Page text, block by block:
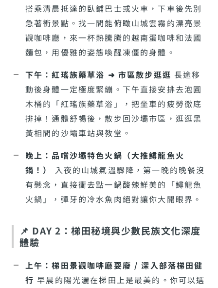
搭乘清晨抵達的臥鋪巴士或火車，下車後先別
急著衝景點。找一間能俯瞰山城雲霧的漂亮景
觀咖啡廳，來一杯熱騰騰的越南蛋咖啡和法國
麵包，用優雅的姿態喚醒凍僵的身體。
下午：紅瑤族藥草浴 ➜ 市區散步逛逛 長途移
動後身體一定極度緊繃。下午直接安排去泡圓
木桶的「紅瑤族藥草浴」，把坐車的疲勞徹底
排掉！通體舒暢後，散步回沙壩市區，逛逛黑
黃相間的沙壩車站與教堂。
晚上：品嚐沙壩特色火鍋（大推鱘龍魚火
鍋！）
入夜的山城氣溫驟降，第一晚的晚餐沒
有懸念，直接衝去點一鍋酸辣鮮美的「鱘龍魚
火鍋」，彈牙的冷水魚肉絕對讓你大開眼界。
📌 DAY 2：梯田秘境與少數民族文化深度
體驗
上午：梯田景觀咖啡廳耍廢 / 深入部落梯田健
行 早晨的陽光灑在梯田上是最美的。你可以選